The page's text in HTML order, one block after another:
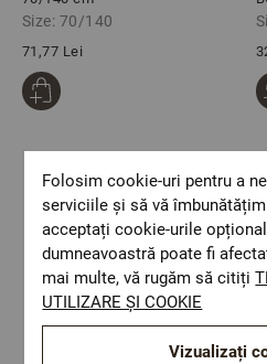
Size: 70/140
71,77 Lei
Folosim cookie-uri pentru a
serviciile și să vă
acceptați cookie-urile
dumneavoastră poate fi
mai multe, vă rugăm să citiți
UTILIZARE ȘI COOKIE
Vizualizați